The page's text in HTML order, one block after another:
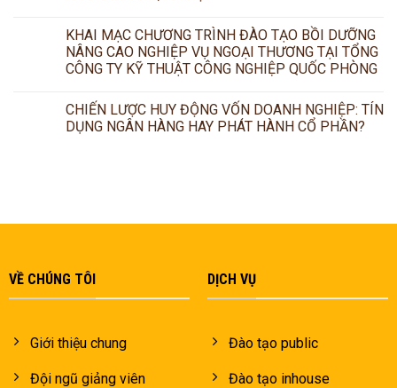
KHAI MẠC CHƯƠNG TRÌNH ĐÀO TẠO BỒI DƯỠNG
NÂNG CAO NGHIỆP VỤ NGOẠI THƯƠNG TẠI TỔNG
CÔNG TY KỸ THUẬT CÔNG NGHIỆP QUỐC PHÒNG
CHIẾN LƯỢC HUY ĐỘNG VỐN DOANH NGHIỆP: TÍN
DỤNG NGÂN HÀNG HAY PHÁT HÀNH CỔ PHẦN?
VỀ CHÚNG TÔI
Giới thiệu chung
Đội ngũ giảng viên
DỊCH VỤ
Đào tạo public
Đào tạo inhouse